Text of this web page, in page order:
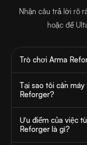
Nhận câu trả lời rõ
hoặc để
Trò chơi Arma
Tại sao tôi cần
Reforger?
Ưu điểm của việc
Reforger là gì?